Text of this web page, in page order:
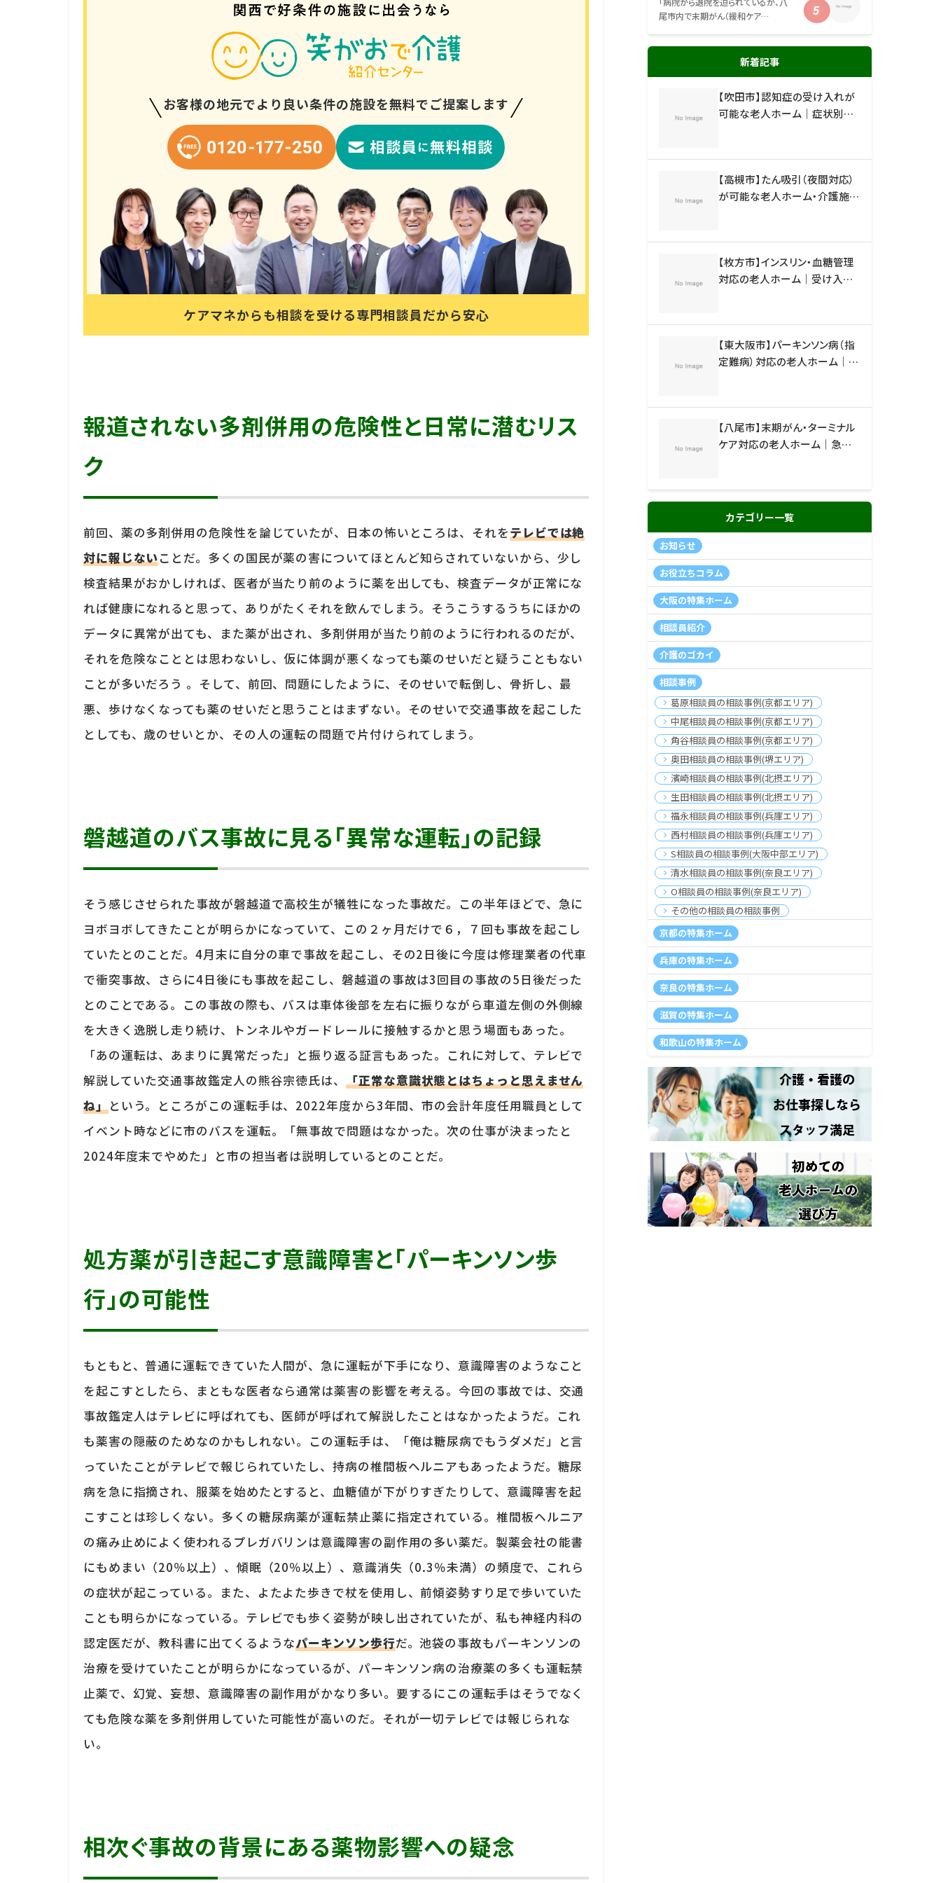
お客様の地元でより良い条件の施設を無料でご提案します
ケアマネからも相談を受ける専門相談員だから安心
報道されない多剤併用の危険性と日常に潜むリス
ク
前回、薬の多剤併用の危険性を論じていたが、日本の怖いところは、それをテレビでは絶
対に報じないことだ。多くの国民が薬の害についてほとんど知らされていないから、少し
検査結果がおかしければ、医者が当たり前のように薬を出しても、検査データが正常にな
れば健康になれると思って、ありがたくそれを飲んでしまう。そうこうするうちにほかの
データに異常が出ても、また薬が出され、多剤併用が当たり前のように行われるのだが、
それを危険なこととは思わないし、仮に体調が悪くなっても薬のせいだと疑うこともない
ことが多いだろう 。そして、前回、問題にしたように、そのせいで転倒し、骨折し、最
悪、歩けなくなっても薬のせいだと思うことはまずない。そのせいで交通事故を起こした
としても、歳のせいとか、その人の運転の問題で片付けられてしまう。
磐越道のバス事故に見る「異常な運転」の記録
そう感じさせられた事故が磐越道で高校生が犠牲になった事故だ。この半年ほどで、急に
ヨボヨボしてきたことが明らかになっていて、この２ヶ月だけで６，７回も事故を起こし
ていたとのことだ。4月末に自分の車で事故を起こし、その2日後に今度は修理業者の代車
で衝突事故、さらに4日後にも事故を起こし、磐越道の事故は3回目の事故の5日後だった
とのことである。この事故の際も、バスは車体後部を左右に振りながら車道左側の外側線
を大きく逸脱し走り続け、トンネルやガードレールに接触するかと思う場面もあった。
「あの運転は、あまりに異常だった」と振り返る証言もあった。これに対して、テレビで
解説していた交通事故鑑定人の熊谷宗徳氏は、
「正常な意識状態とはちょっと思えません
ね」 という。ところがこの運転手は、2022年度から3年間、市の会計年度任用職員として
イベント時などに市のバスを運転。「無事故で問題はなかった。次の仕事が決まったと
2024年度末でやめた」と市の担当者は説明しているとのことだ。
処方薬が引き起こす意識障害と「パーキンソン歩
行」の可能性
もともと、普通に運転できていた人間が、急に運転が下手になり、意識障害のようなこと
を起こすとしたら、まともな医者なら通常は薬害の影響を考える。今回の事故では、交通
事故鑑定人はテレビに呼ばれても、医師が呼ばれて解説したことはなかったようだ。これ
も薬害の隠蔽のためなのかもしれない。この運転手は、「俺は糖尿病でもうダメだ」と言
っていたことがテレビで報じられていたし、持病の椎間板ヘルニアもあったようだ。糖尿
病を急に指摘され、服薬を始めたとすると、血糖値が下がりすぎたりして、意識障害を起
こすことは珍しくない。多くの糖尿病薬が運転禁止薬に指定されている。椎間板ヘルニア
の痛み止めによく使われるプレガバリンは意識障害の副作用の多い薬だ。製薬会社の能書
にもめまい（20％以上）、傾眠（20％以上）、意識消失（0.3％未満）の頻度で、これら
の症状が起こっている。また、よたよた歩きで杖を使用し、前傾姿勢すり足で歩いていた
ことも明らかになっている。テレビでも歩く姿勢が映し出されていたが、私も神経内科の
認定医だが、教科書に出てくるようなパーキンソン歩行だ。池袋の事故もパーキンソンの
治療を受けていたことが明らかになっているが、パーキンソン病の治療薬の多くも運転禁
止薬で、幻覚、妄想、意識障害の副作用がかなり多い。要するにこの運転手はそうでなく
ても危険な薬を多剤併用していた可能性が高いのだ。それが一切テレビでは報じられな
い。
相次ぐ事故の背景にある薬物影響への疑念
尾市内で末期がん（緩和ケア…
新着記事
【吹田市】認知症の受け入れが
可能な老人ホーム｜症状別の
【高槻市】たん吸引（夜間対応）
が可能な老人ホーム・介護施設
【枚方市】インスリン・血糖管理
対応の老人ホーム｜受け入れ
【東大阪市】パーキンソン病（指
定難病）対応の老人ホーム｜リ
【八尾市】末期がん・ターミナル
ケア対応の老人ホーム｜急な
カテゴリー一覧
お知らせ
お役立ちコラム
大阪の特集ホーム
相談員紹介
介護のゴカイ
相談事例
葛原相談員の相談事例(京都エリア)
中尾相談員の相談事例(京都エリア)
角谷相談員の相談事例(京都エリア)
奥田相談員の相談事例(堺エリア)
濱崎相談員の相談事例(北摂エリア)
生田相談員の相談事例(北摂エリア)
福永相談員の相談事例(兵庫エリア)
西村相談員の相談事例(兵庫エリア)
S相談員の相談事例(大阪中部エリア)
清水相談員の相談事例(奈良エリア)
O相談員の相談事例(奈良エリア)
その他の相談員の相談事例
京都の特集ホーム
兵庫の特集ホーム
奈良の特集ホーム
滋賀の特集ホーム
和歌山の特集ホーム